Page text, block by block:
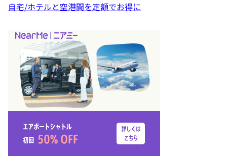
自宅/ホテルと空港間を定額でお得に